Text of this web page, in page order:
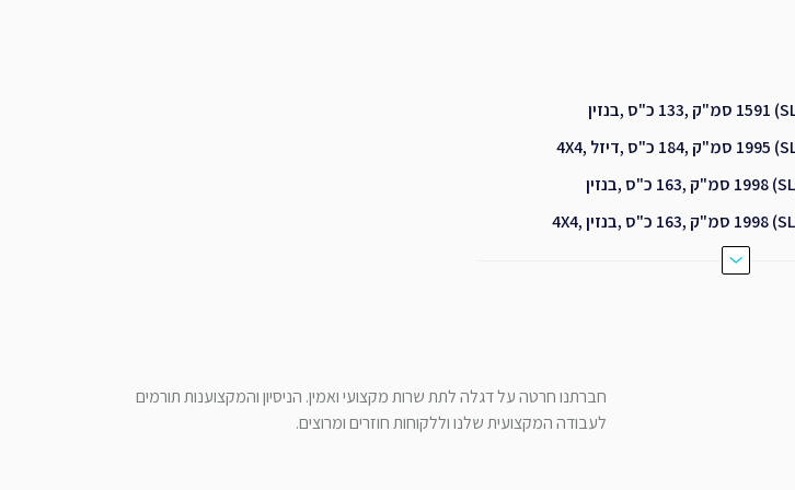
חברתנו חרטה על דגלה לתת שרות מקצועי ואמין. הניסיון והמקצוענות תורמים
לעבודה המקצועית שלנו וללקוחות חוזרים ומרוצים.